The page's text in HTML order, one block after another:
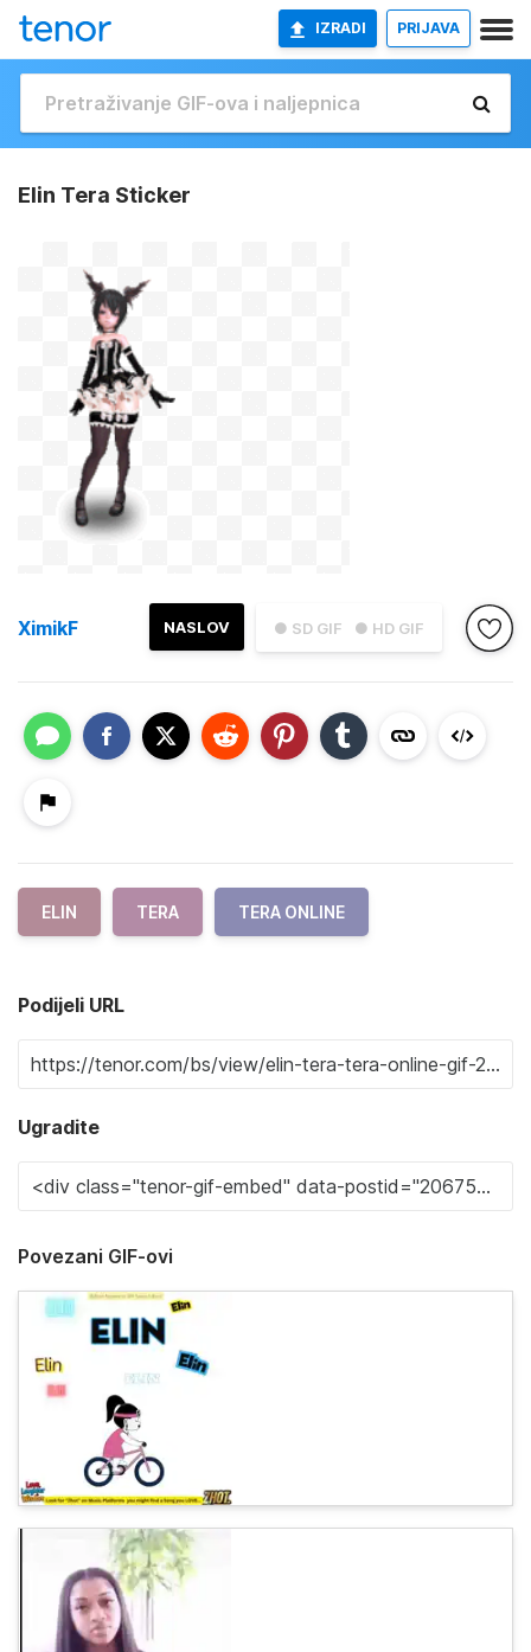
IZRADI PRIJAVA
Elin Tera Sticker
● SD GIF ● HD GIF
NASLOV
XimikF
ELIN TERA TERA ONLINE
Podijeli URL
Ugradite
Povezani GIF-ovi